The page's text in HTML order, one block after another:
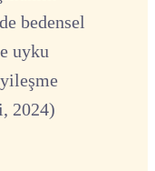
bedensel
uyku
2024)